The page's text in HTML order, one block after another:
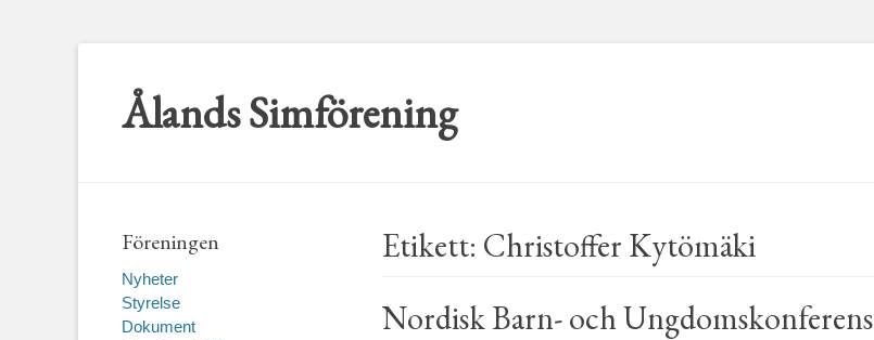
Ålands Simförening
Etikett: Christoffer Kytömäki
Nordisk Barn- och Ungdomskonferens
Föreningen
Nyheter
Styrelse
Dokument